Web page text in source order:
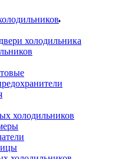
холодильника
холодильников